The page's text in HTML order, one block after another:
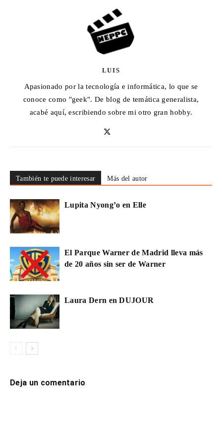
LUIS
Apasionado por la tecnología e informática, lo que se
conoce como "geek". De blog de temática generalista,
acabé aquí, escribiendo sobre mi otro gran hobby.
También te puede interesar Más del autor
Lupita Nyong’o en Elle
El Parque Warner de Madrid lleva más
de 20 años sin ser de Warner
Laura Dern en DUJOUR
Deja un comentario